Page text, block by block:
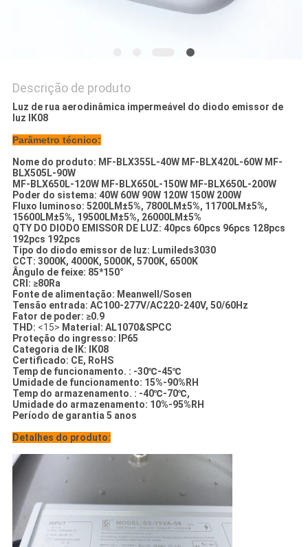
Descrição de produto
Luz de rua aerodinâmica impermeável do diodo emissor de
luz IK08
Parâmetro técnico:
Nome do produto: MF-BLX355L-40W MF-BLX420L-60W MF-
BLX505L-90W
MF-BLX650L-120W MF-BLX650L-150W MF-BLX650L-200W
Poder do sistema: 40W 60W 90W 120W 150W 200W
Fluxo luminoso: 5200LM±5%, 7800LM±5%, 11700LM±5%,
15600LM±5%, 19500LM±5%, 26000LM±5%
QTY DO DIODO EMISSOR DE LUZ: 40pcs 60pcs 96pcs 128pcs
192pcs 192pcs
Tipo do diodo emissor de luz: Lumileds3030
CCT: 3000K, 4000K, 5000K, 5700K, 6500K
Ângulo de feixe: 85*150°
CRI: ≥80Ra
Fonte de alimentação: Meanwell/Sosen
Tensão entrada: AC100-277V/AC220-240V, 50/60Hz
Fator de poder: ≥0.9
THD: <15> Material: AL1070&SPCC
Proteção do ingresso: IP65
Categoria de IK: IK08
Certificado: CE, RoHS
Temp de funcionamento. : -30℃-45℃
Umidade de funcionamento: 15%-90%RH
Temp do armazenamento. : -40℃-70℃,
Umidade do armazenamento: 10%-95%RH
Período de garantia 5 anos
Detalhes do produto: